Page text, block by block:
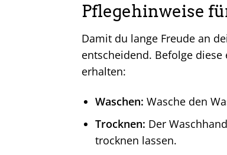
Pflegehinweise
Damit du lange Freude an
entscheidend. Befolge
erhalten:
Waschen: Wasche den
Trocknen: Der
trocknen lassen.